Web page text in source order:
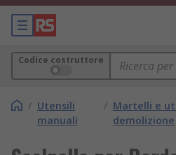
Codice costruttore
/ Utensili
manuali
/ Martelli e
demolizione